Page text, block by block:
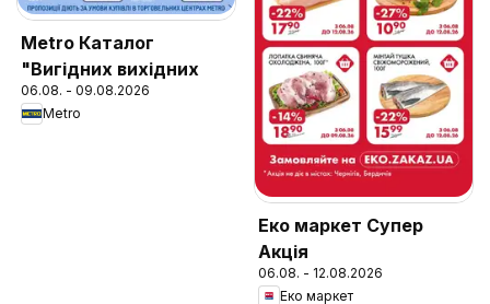
Metro Каталог
"Вигідних вихідних
06.08. - 09.08.2026
Metro
Еко маркет Супер
Акція
06.08. - 12.08.2026
Еко маркет